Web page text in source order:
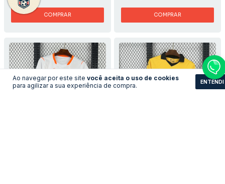
Ao navegar por este site você aceita o uso de cookies
para agilizar a sua experiência de compra.
ENTENDI
COMPRAR COMPRAR